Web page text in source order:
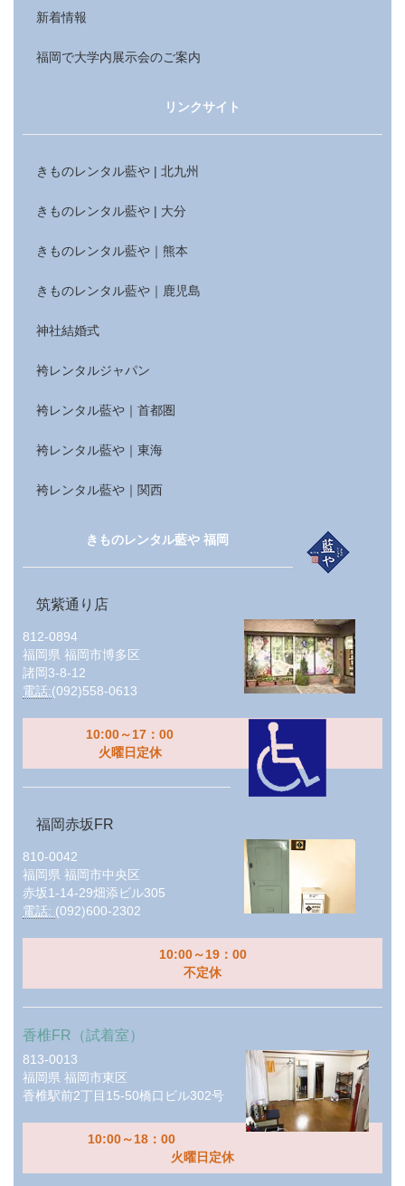
新着情報
福岡で大学内展示会のご案内
リンクサイト
きものレンタル藍や | 北九州
きものレンタル藍や | 大分
きものレンタル藍や｜熊本
きものレンタル藍や｜鹿児島
神社結婚式
袴レンタルジャパン
袴レンタル藍や｜首都圏
袴レンタル藍や｜東海
袴レンタル藍や｜関西
きものレンタル藍や 福岡
筑紫通り店
812-0894
福岡県 福岡市博多区
諸岡3-8-12
電話:(092)558-0613
10:00～17：00
火曜日定休
福岡赤坂FR
810-0042
福岡県 福岡市中央区
赤坂1-14-29畑添ビル305
電話: (092)600-2302
10:00～19：00
不定休
香椎FR（試着室）
813-0013
福岡県 福岡市東区
香椎駅前2丁目15-50橋口ビル302号
10:00～18：00
火曜日定休